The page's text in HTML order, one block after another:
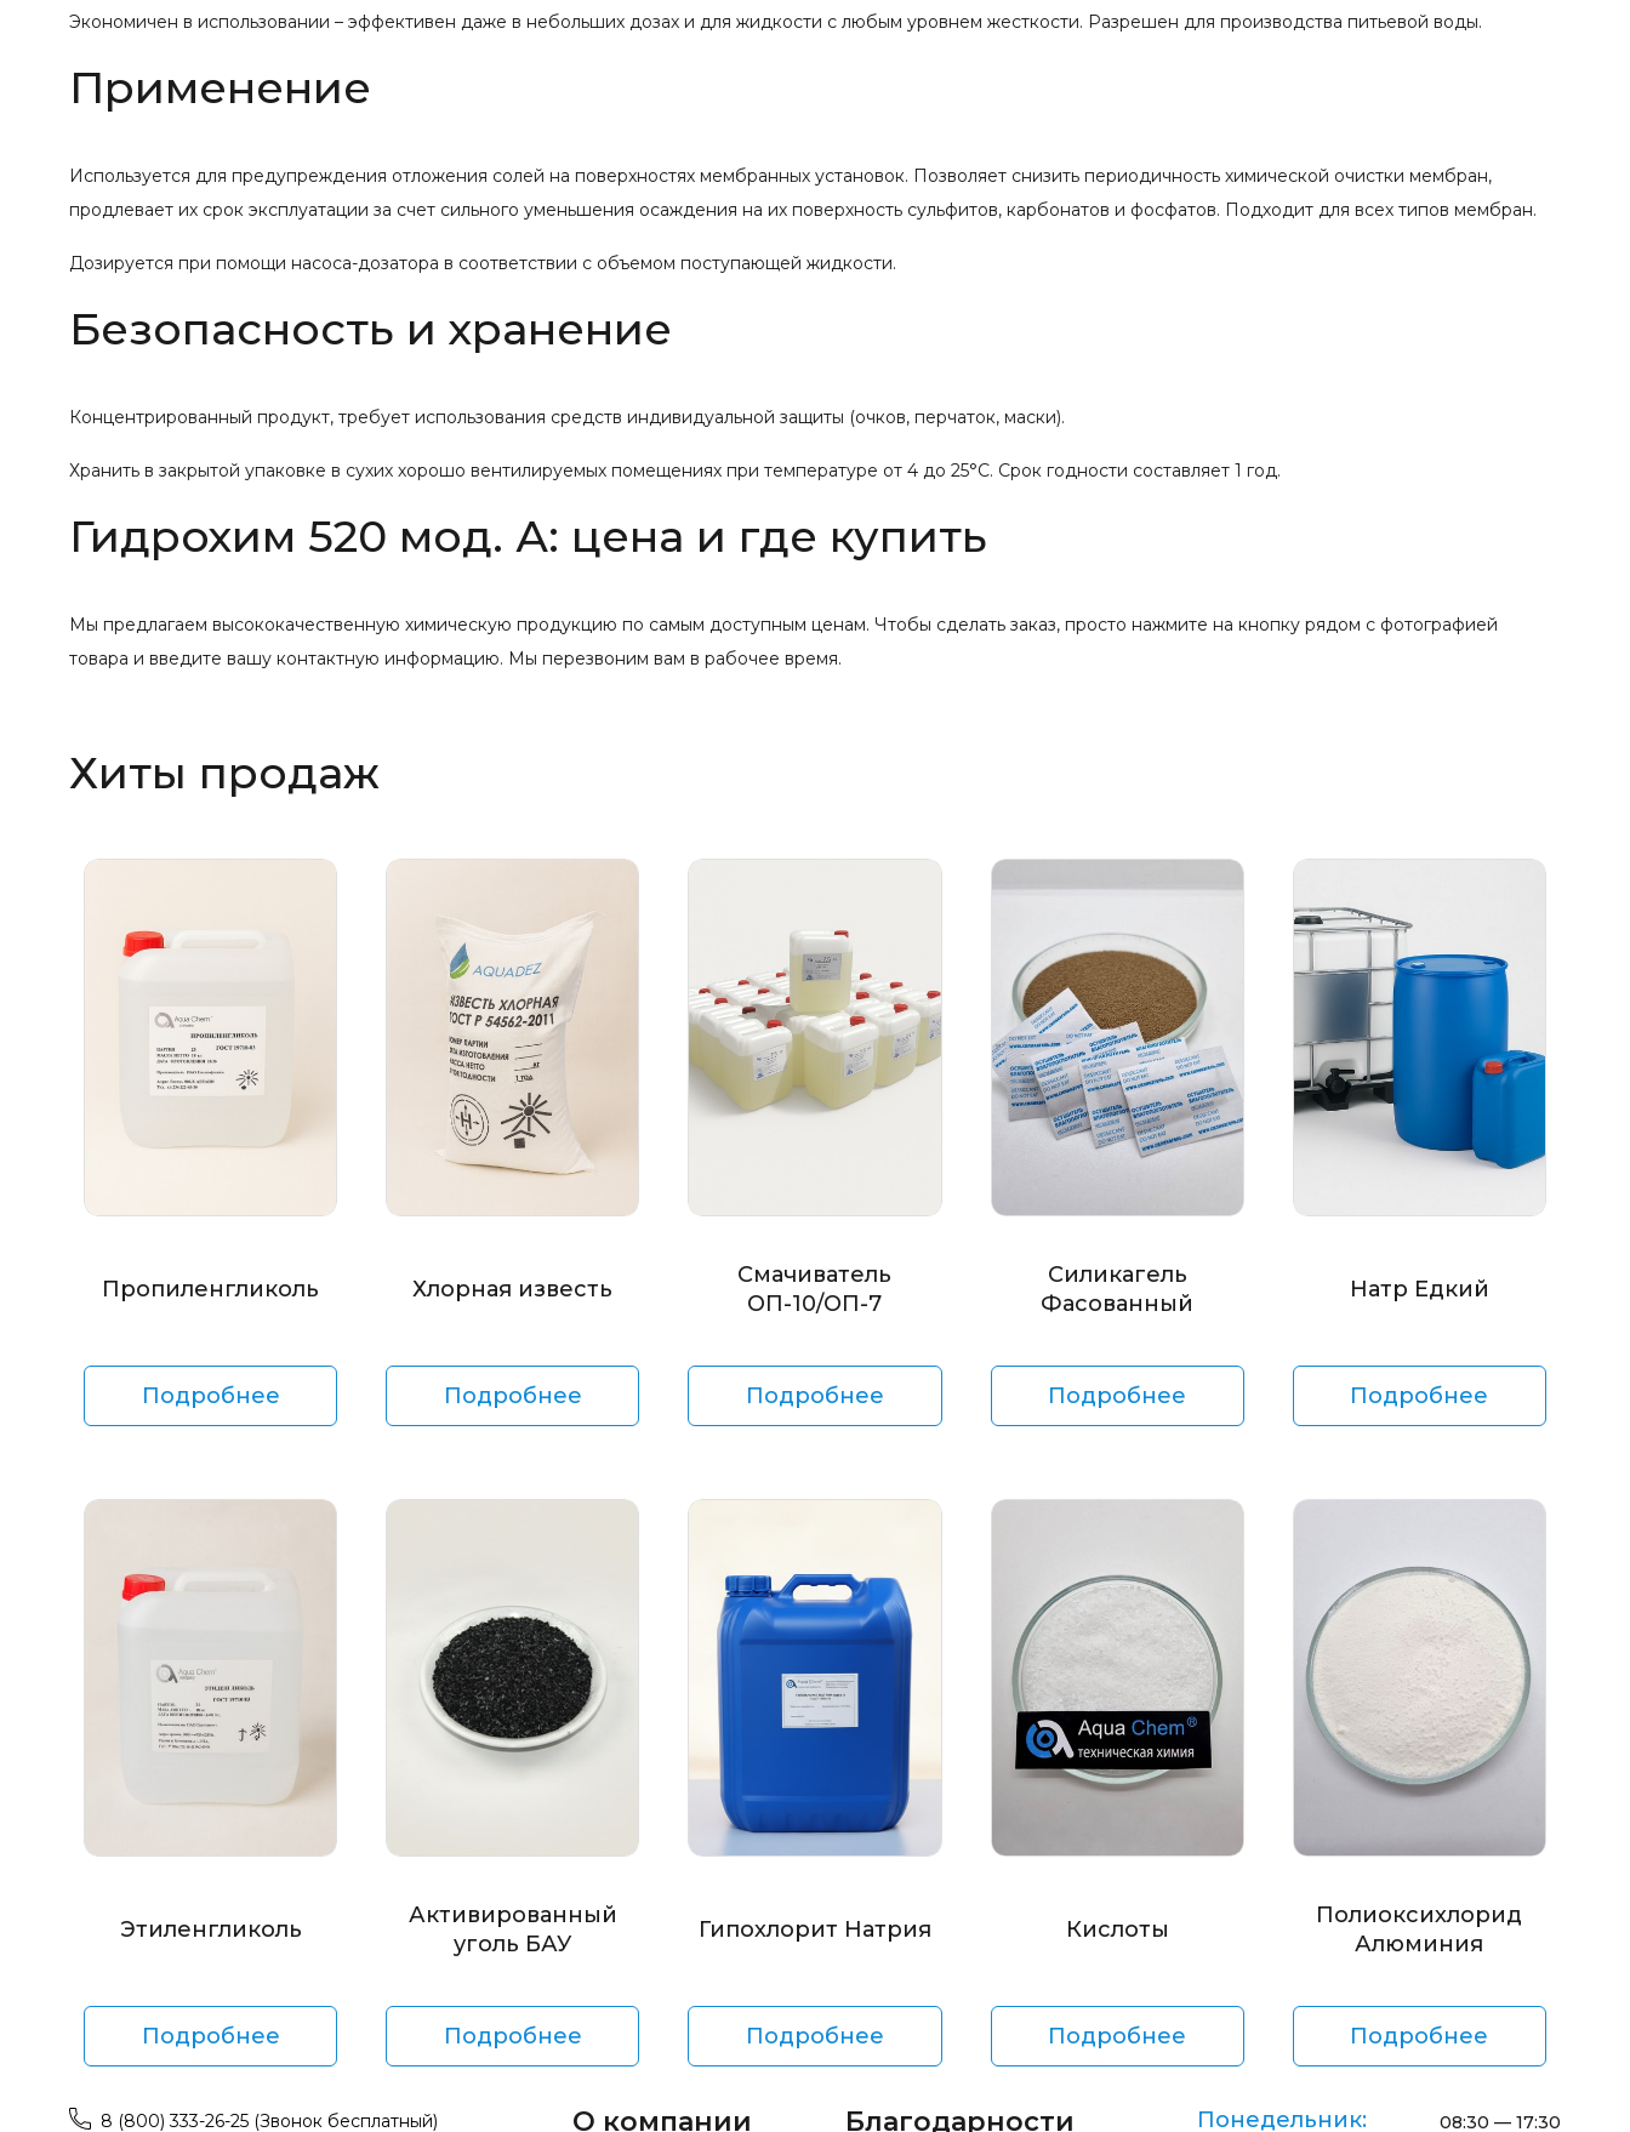
Экономичен в использовании – эффективен даже в небольших дозах и для жидкости с любым уровнем жесткости. Разрешен для производства питьевой воды.
Применение
Используется для предупреждения отложения солей на поверхностях мембранных установок. Позволяет снизить периодичность химической очистки мембран,
продлевает их срок эксплуатации за счет сильного уменьшения осаждения на их поверхность сульфитов, карбонатов и фосфатов. Подходит для всех типов мембран.
Дозируется при помощи насоса-дозатора в соответствии с объемом поступающей жидкости.
Безопасность и хранение
Концентрированный продукт, требует использования средств индивидуальной защиты (очков, перчаток, маски).
Хранить в закрытой упаковке в сухих хорошо вентилируемых помещениях при температуре от 4 до 25°С. Срок годности составляет 1 год.
Гидрохим 520 мод. А: цена и где купить
Мы предлагаем высококачественную химическую продукцию по самым доступным ценам. Чтобы сделать заказ, просто нажмите на кнопку рядом с фотографией
товара и введите вашу контактную информацию. Мы перезвоним вам в рабочее время.
Хиты продаж
Пропиленгликоль
Подробнее
Хлорная известь
Подробнее
Смачиватель
ОП-10/ОП-7
Подробнее
Силикагель
Фасованный
Подробнее
Натр Едкий
Подробнее
Этиленгликоль
Подробнее
Активированный
уголь БАУ
Подробнее
Гипохлорит Натрия
Подробнее
Кислоты
Подробнее
Полиоксихлорид
Алюминия
Подробнее
8 (800) 333-26-25 (Звонок бесплатный)
О компании Благодарности Понедельник: 08:30 — 17:30